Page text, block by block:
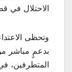
الاحتلال في
وتحظى
بدعمٍ مباشر من
المتطرفين،